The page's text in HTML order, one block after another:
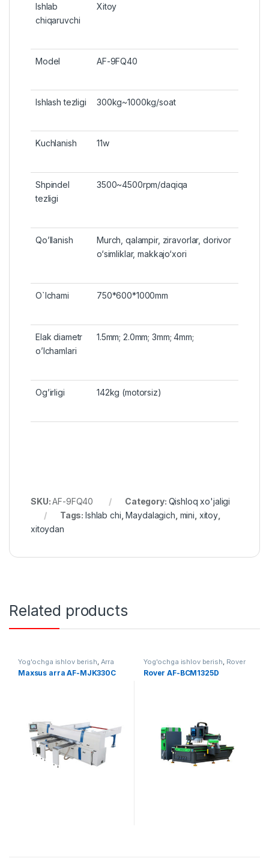
Ishlab
chiqaruvchi
Xitoy
Model AF-9FQ40
Ishlash tezligi 300kg~1000kg/soat
Kuchlanish 11w
Shpindel
tezligi
3500~4500rpm/daqiqa
Qo’llanish
Murch, qalampir, ziravorlar, dorivor
o‘simliklar, makkajo‘xori
O`lchami 750*600*1000mm
Elak diametr
o’lchamlari
1.5mm; 2.0mm; 3mm; 4mm;
Og’irligi 142kg (motorsiz)
SKU:AF-9FQ40 Category: Qishloq xo'jaligi
Tags:Ishlab chi ,Maydalagich mini xitoy
xitoydan
Related products
Yog'ochga ishlov berish, Arra
Maxsus arra AF-MJK330C
Yog'ochga ishlov berish, Rover
Rover AF-BCM1325D